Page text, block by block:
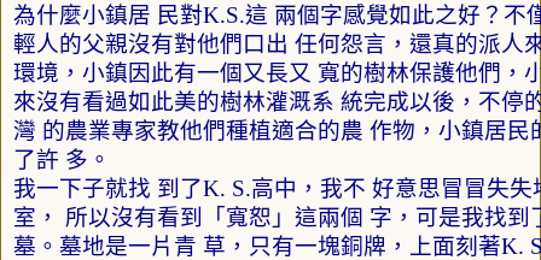
為什麼小鎮居 民對K.S.這 兩個字感覺如此之好？不
輕人的父親沒有對他們口出 任何怨言，還真的派人
環境，小鎮因此有一個又長又 寬的樹林保護他們，
來沒有看過如此美的樹林灌溉系 統完成以後，不停
灣 的農業專家教他們種植適合的農 作物，小鎮居民
了許 多。
我一下子就找 到了K. S.高中，我不 好意思冒冒失失
室， 所以沒有看到「寬恕」這兩個 字，可是我找到
墓。墓地是一片青 草，只有一塊銅牌，上面刻著K.